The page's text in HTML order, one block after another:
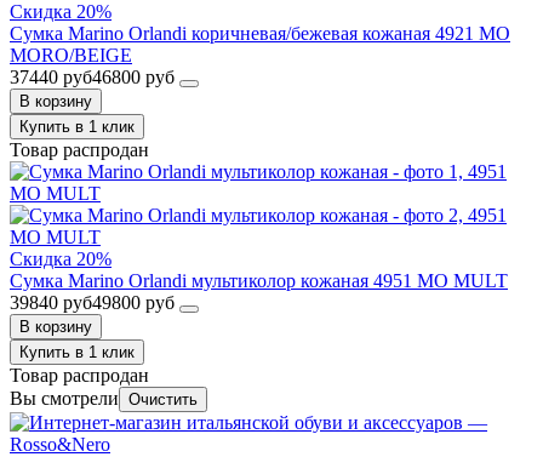
Скидка 20%
Сумка Marino Orlandi коричневая/бежевая кожаная 4921 MO
MORO/BEIGE
37440 руб46800 руб
В корзину
Купить в 1 клик
Товар распродан
Скидка 20%
Сумка Marino Orlandi мультиколор кожаная 4951 MO MULT
39840 руб49800 руб
В корзину
Купить в 1 клик
Товар распродан
Вы смотрели Очистить